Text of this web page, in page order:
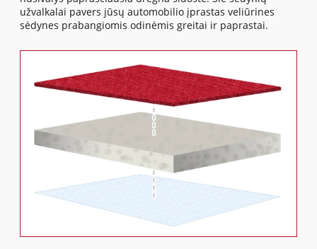
užvalkalai pavers jūsų automobilio įprastas veliūrines
sėdynes prabangiomis odinėmis greitai ir paprastai.